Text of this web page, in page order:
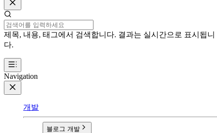
제목, 내용, 태그에서 검색합니다. 결과는 실시간으로 표시됩니
다.
Navigation
개발
블로그 개발